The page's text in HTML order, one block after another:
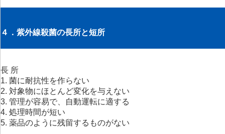
４．紫外線殺菌の長所と短所
長 所
1. 菌に耐抗性を作らない
2. 対象物にほとんど変化を与えない
3. 管理が容易で、自動運転に適する
4. 処理時間が短い
5. 薬品のように残留するものがない